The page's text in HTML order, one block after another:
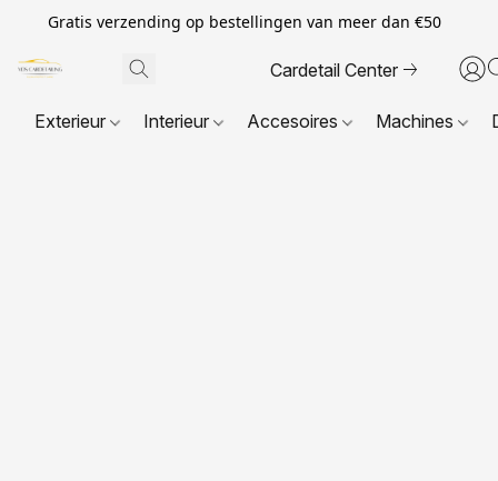
Gratis verzending op bestellingen van meer dan €50
Cardetail Center
Exterieur Interieur Accesoires Machines